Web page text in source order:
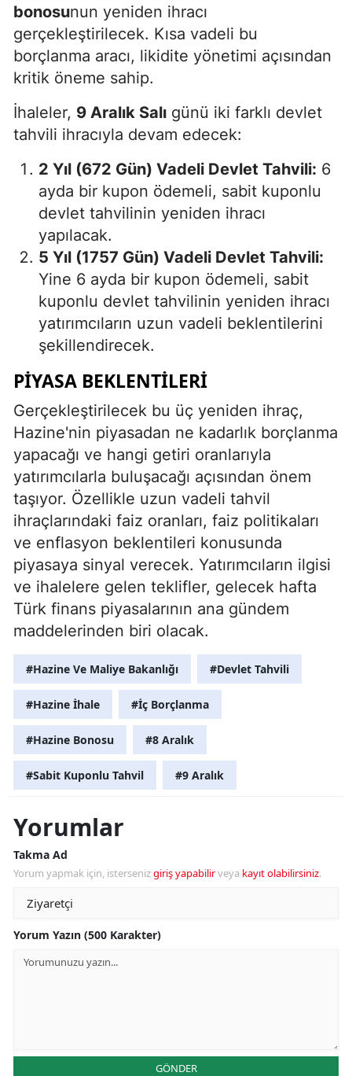
bonosunun yeniden ihracı
gerçekleştirilecek. Kısa vadeli bu
borçlanma aracı, likidite yönetimi açısından
kritik öneme sahip.
İhaleler, 9 Aralık Salı günü iki farklı devlet
tahvili ihracıyla devam edecek:
2 Yıl (672 Gün) Vadeli Devlet Tahvili: 6
ayda bir kupon ödemeli, sabit kuponlu
devlet tahvilinin yeniden ihracı
yapılacak.
5 Yıl (1757 Gün) Vadeli Devlet Tahvili:
Yine 6 ayda bir kupon ödemeli, sabit
kuponlu devlet tahvilinin yeniden ihracı
yatırımcıların uzun vadeli beklentilerini
şekillendirecek.
PIYASA BEKLENTILERI
Gerçekleştirilecek bu üç yeniden ihraç,
Hazine'nin piyasadan ne kadarlık borçlanma
yapacağı ve hangi getiri oranlarıyla
yatırımcılarla buluşacağı açısından önem
taşıyor. Özellikle uzun vadeli tahvil
ihraçlarındaki faiz oranları, faiz politikaları
ve enflasyon beklentileri konusunda
piyasaya sinyal verecek. Yatırımcıların ilgisi
ve ihalelere gelen teklifler, gelecek hafta
Türk finans piyasalarının ana gündem
maddelerinden biri olacak.
#Hazine Ve Maliye Bakanlığı #Devlet Tahvili
#Hazine İhale #İç Borçlanma
#Hazine Bonosu #8 Aralık
#Sabit Kuponlu Tahvil #9 Aralık
Yorumlar
Takma Ad
Yorum yapmak için, istersenizgiriş yapabilirveya kayıt olabilirsiniz.
Yorum Yazın (500 Karakter)
GÖNDER